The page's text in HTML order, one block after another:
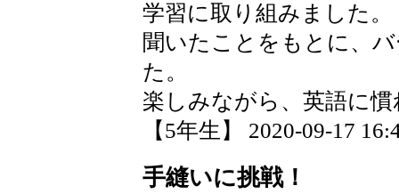
学習に取り組みました。
聞いたことをもとに、
た。
楽しみながら、英語に
【5年生】 2020-09-17
手縫いに挑戦！